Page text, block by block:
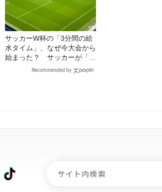
サッカーW杯の「3分間の給
水タイム」、なぜ今大会から
始まった？ サッカーが「お
金」に変わる仕組み
Recommended by